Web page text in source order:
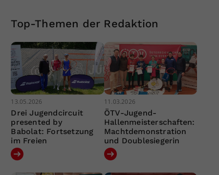
Top-Themen der Redaktion
13.05.2026
Drei Jugendcircuit
presented by
Babolat: Fortsetzung
im Freien
11.03.2026
ÖTV-Jugend-
Hallenmeisterschaften:
Machtdemonstration
und Doublesiegerin